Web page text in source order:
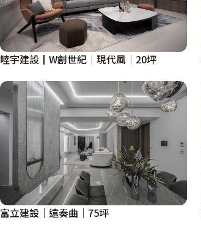
睦宇建設┃W創世紀│現代風│20坪
富立建設｜遠奏曲｜75坪